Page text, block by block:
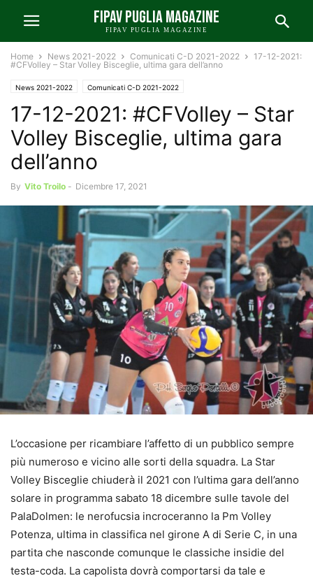
FIPAV PUGLIA MAGAZINE
FIPAV PUGLIA MAGAZINE
Home News 2021-2022 Comunicati C-D 2021-2022
17-12-2021:
#CFVolley – Star Volley Bisceglie, ultima gara dell’anno
News 2021-2022 Comunicati C-D 2021-2022
17-12-2021: #CFVolley – Star
Volley Bisceglie, ultima gara
dell’anno
By Vito Troilo - Dicembre 17, 2021
L’occasione per ricambiare l’affetto di un pubblico sempre
più numeroso e vicino alle sorti della squadra. La Star
Volley Bisceglie chiuderà il 2021 con l’ultima gara dell’anno
solare in programma sabato 18 dicembre sulle tavole del
PalaDolmen: le nerofucsia incroceranno la Pm Volley
Potenza, ultima in classifica nel girone A di Serie C, in una
partita che nasconde comunque le classiche insidie del
testa-coda. La capolista dovrà comportarsi da tale e